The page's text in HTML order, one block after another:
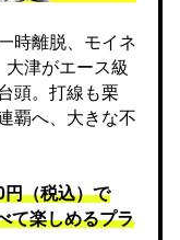
時離脱、モイネ
大津がエース級
頭。打線も栗
覇へ、大きな不
円（税込）で
て楽しめるプラ